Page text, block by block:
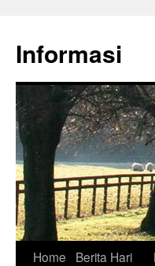
content
Informasi
Home
Berita Hari